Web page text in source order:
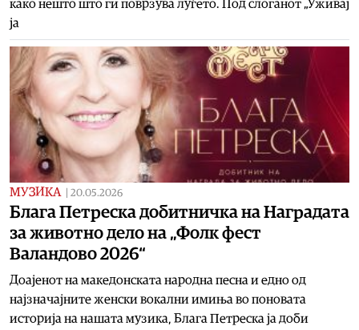
како нешто што ги поврзува луѓето. Под слоганот „Уживај
ја
МУЗИКА 20.05.2026
Блага Петреска добитничка на Наградата
за животно дело на „Фолк фест
Валандово 2026“
Доајенот на македонската народна песна и едно од
најзначајните женски вокални имиња во поновата
историја на нашата музика, Блага Петреска ја доби